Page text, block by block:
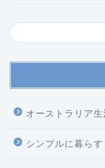
オーストラリア生
シンプルに暮らす